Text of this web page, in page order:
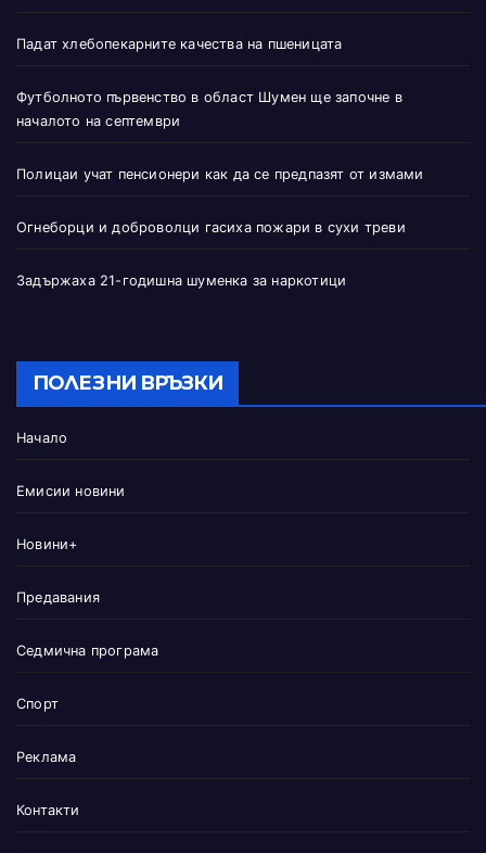
Падат хлебопекарните качества на пшеницата
Футболното първенство в област Шумен ще започне в
началото на септември
Полицаи учат пенсионери как да се предпазят от измами
Огнеборци и доброволци гасиха пожари в сухи треви
Задържаха 21-годишна шуменка за наркотици
ПОЛЕЗНИ ВРЪЗКИ
Начало
Емисии новини
Новини+
Предавания
Седмична програма
Спорт
Реклама
Контакти